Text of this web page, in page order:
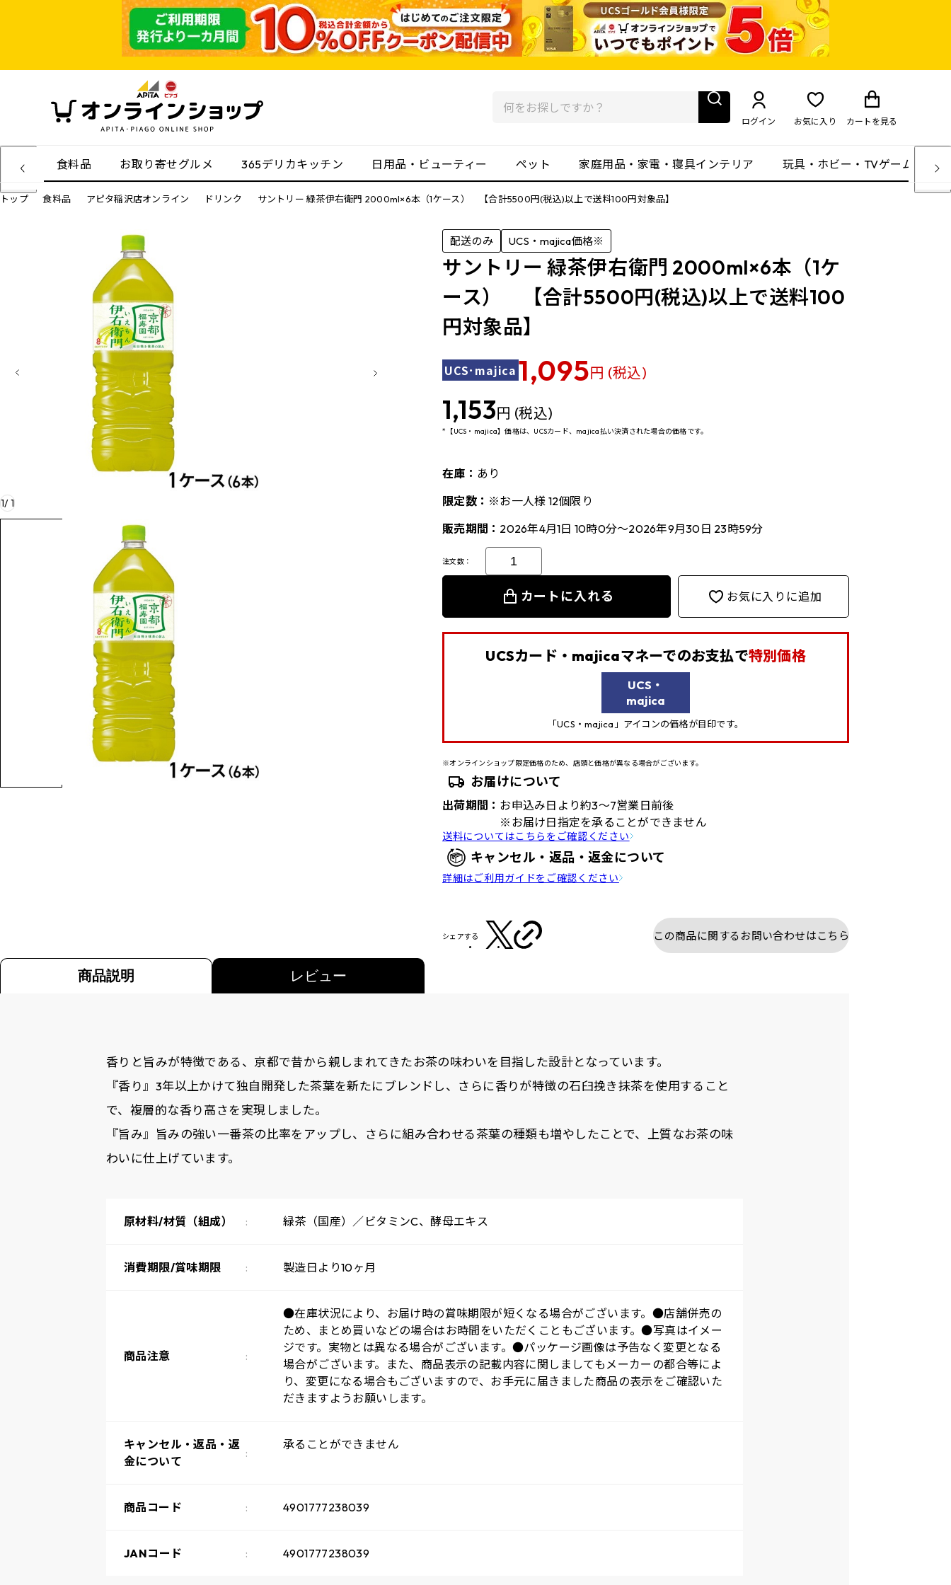
ログイン お気に入り カート を見る
食料品 お取り寄せグルメ 365デリカキッチン 日用品・ビューティー ペット 家庭用品・家電・寝具インテリア 玩具・ホビー・TVゲーム
トップ 食料品 アピタ稲沢店オンライン ドリンク サントリー 緑茶伊右衛門 2000ml×6本（1ケース） 【合計5500円(税込)以上で送料100円対象品】
1/1
配送のみ UCS・majica価格※
サントリー 緑茶伊右衛門 2000ml×6本（1ケ
ース） 【合計5500円(税込)以上で送料100
円対象品】
UCS･majica 1,095円 (税込)
1,153円 (税込)
*【UCS・majica】価格は、UCSカード、majica払い決済された場合の価格です。
在庫： あり
限定数： ※お一人様 12個限り
販売期間： 2026年4月1日 10時0分～2026年9月30日 23時59分
注文数：
カートに入れる お気に入りに追加
UCSカード・majicaマネーでのお支払で特別価格
UCS・
majica
「UCS・majica」アイコンの価格が目印です。
※オンラインショップ限定価格のため、店頭と価格が異なる場合がございます。
お届けについて
出荷期間： お申込み日より約3～7営業日前後
※お届け日指定を承ることができません
送料についてはこちらをご確認ください
キャンセル・返品・返金について
詳細はご利用ガイドをご確認ください
シェアする この商品に関するお問い合わせはこちら
商品説明 レビュー
香りと旨みが特徴である、京都で昔から親しまれてきたお茶の味わいを目指した設計となっています。
『香り』3年以上かけて独自開発した茶葉を新たにブレンドし、さらに香りが特徴の石臼挽き抹茶を使用すること
で、複層的な香り高さを実現しました。
『旨み』旨みの強い一番茶の比率をアップし、さらに組み合わせる茶葉の種類も増やしたことで、上質なお茶の味
わいに仕上げています。
原材料/材質（組成） 緑茶（国産）／ビタミンC、酵母エキス
消費期限/賞味期限 製造日より10ヶ月
商品注意
●在庫状況により、お届け時の賞味期限が短くなる場合がございます。●店舗併売の
ため、まとめ買いなどの場合はお時間をいただくこともございます。●写真はイメー
ジです。実物とは異なる場合がございます。●パッケージ画像は予告なく変更となる
場合がございます。また、商品表示の記載内容に関しましてもメーカーの都合等によ
り、変更になる場合もございますので、お手元に届きました商品の表示をご確認いた
だきますようお願いします。
キャンセル・返品・返
金について
承ることができません
商品コード 4901777238039
JANコード 4901777238039